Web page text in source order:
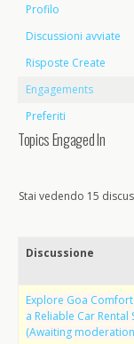
Profilo
Discussioni avviate
Risposte Create
Engagements
Preferiti
Topics Engaged In
Stai vedendo 15
Discussione
Explore Goa
a Reliable Car Rental
(Awaiting